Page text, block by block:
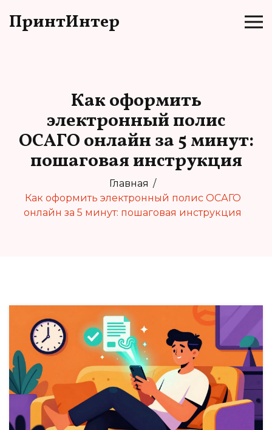
ПринтИнтер
Как оформить
электронный полис
ОСАГО онлайн за 5 минут:
пошаговая инструкция
Главная
Как оформить электронный полис ОСАГО
онлайн за 5 минут: пошаговая инструкция